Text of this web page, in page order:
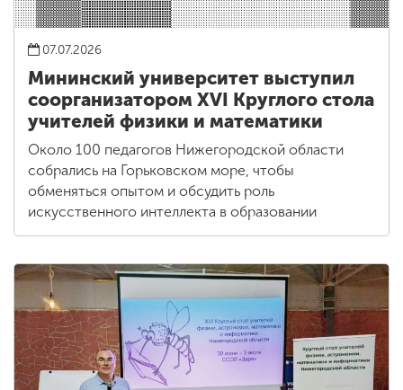
07.07.2026
Мининский университет выступил
соорганизатором XVI Круглого стола
учителей физики и математики
Около 100 педагогов Нижегородской области
собрались на Горьковском море, чтобы
обменяться опытом и обсудить роль
искусственного интеллекта в образовании